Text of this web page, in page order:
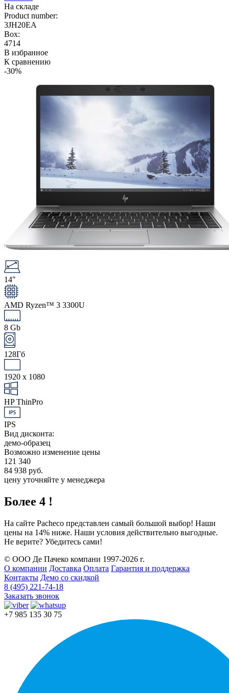
На складе
Product number:
3JH20EA
Box:
4714
В избранное
К сравнению
-30%
14"
AMD Ryzen™ 3 3300U
8 Gb
128Гб
1920 x 1080
HP ThinPro
IPS
Вид дисконта:
демо-образец
Возможно изменение цены
121 340
84 938 руб.
цену уточняйте у менеджера
Более 4 !
На сайте Pacheco представлен самый большой выбор! Наши
цены на 14% ниже. Наши условия действительно выгодные.
Не верите? Убедитесь сами!
© ООО Де Пачеко компани 1997-2026 г.
О компании Доставка Оплата Гарантия и поддержка
Контакты Демо со скидкой
8 (495) 221-74-18
Заказать звонок
+7 985 135 30 75